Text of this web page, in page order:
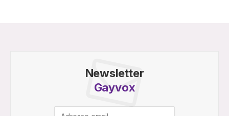
Newsletter
Gayvox